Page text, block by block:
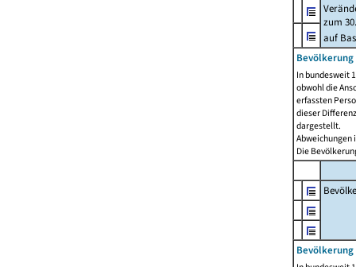
zum
auf
Bevölkerung
In bundesweit
obwohl die
erfassten
dieser
dargestellt.
Abweichungen
Die